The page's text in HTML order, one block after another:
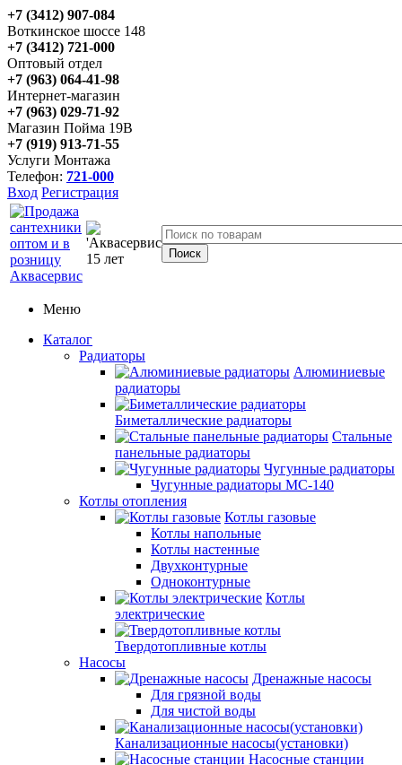
+7 (3412) 907-084
Воткинское шоссе 148
+7 (3412) 721-000
Оптовый отдел
+7 (963) 064-41-98
Интернет-магазин
+7 (963) 029-71-92
Магазин Пойма 19В
+7 (919) 913-71-55
Услуги Монтажа
Телефон: 721-000
Вход Регистрация
Меню
Каталог
Радиаторы
Алюминиевые
радиаторы
Биметаллические радиаторы
Стальные
панельные радиаторы
Чугунные радиаторы
Чугунные радиаторы МС-140
Котлы отопления
Котлы газовые
Котлы напольные
Котлы настенные
Двухконтурные
Одноконтурные
Котлы
электрические
Твердотопливные котлы
Насосы
Дренажные насосы
Для грязной воды
Для чистой воды
Канализационные насосы(установки)
Насосные станции